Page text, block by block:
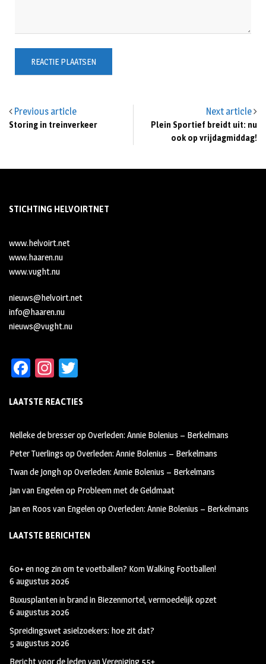
Previous article
Storing in treinverkeer
Next article
Plein Sportief breidt uit: nu
ook op vrijdagmiddag!
STICHTING HELVOIRTNET
www.helvoirt.net
www.haaren.nu
www.vught.nu
nieuws@helvoirt.net
info@haaren.nu
nieuws@vught.nu
Fa
b
oo
k
In
ag
m
tt
LAATSTE REACTIES
Nelleke de bresseropOverleden: Annie Bolenius – Berkelmans
Peter Tuerlings opOverleden: Annie Bolenius – Berkelmans
Twan de JonghopOverleden: Annie Bolenius – Berkelmans
Jan van Engelenop Probleem met de Geldmaat
Jan en Roos van EngelenopOverleden: Annie Bolenius – Berkelmans
LAATSTE BERICHTEN
60+ en nog zin om te voetballen? Kom Walking Footballen!
6 augustus 2026
Buxusplanten in brand in Biezenmortel, vermoedelijk opzet
6 augustus 2026
Spreidingswet asielzoekers: hoe zit dat?
5 augustus 2026
Bericht voor de leden van Vereniging 55+